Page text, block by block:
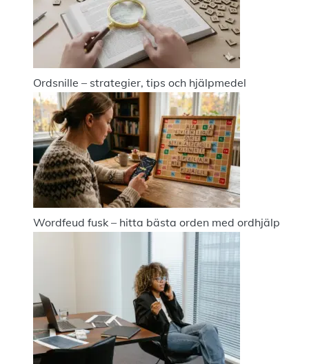
Ordsnille – strategier, tips och hjälpmedel
Wordfeud fusk – hitta bästa orden med ordhjälp